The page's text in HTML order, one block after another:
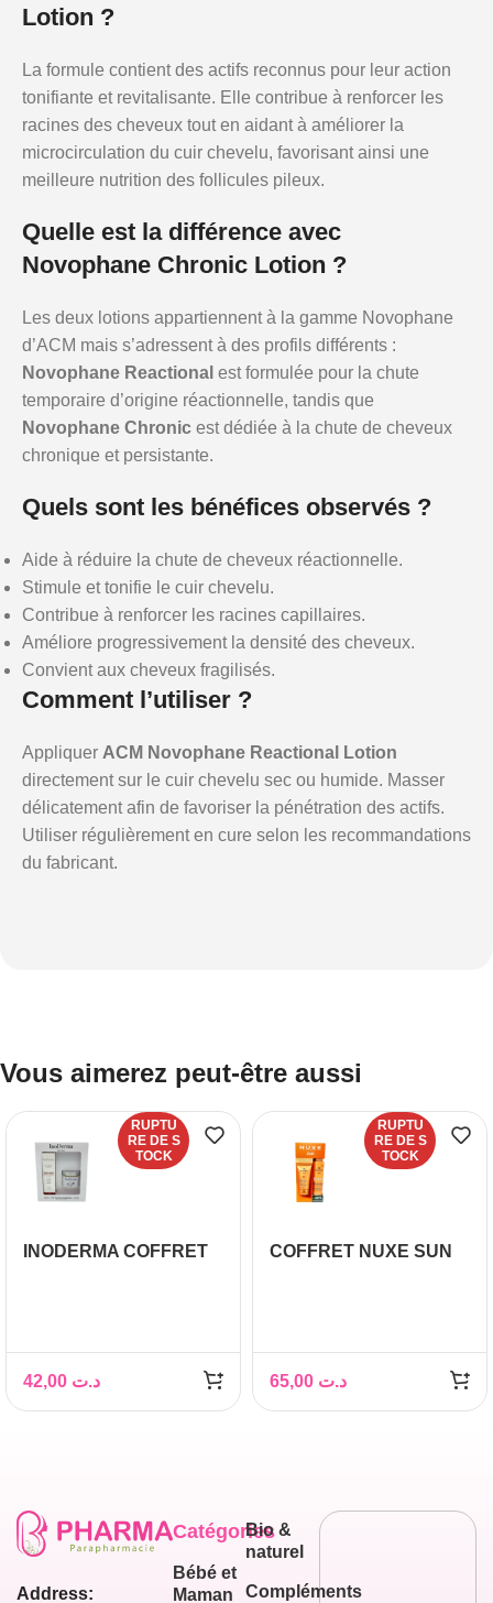
Lotion ?
La formule contient des actifs reconnus pour leur action
tonifiante et revitalisante. Elle contribue à renforcer les
racines des cheveux tout en aidant à améliorer la
microcirculation du cuir chevelu, favorisant ainsi une
meilleure nutrition des follicules pileux.
Quelle est la différence avec
Novophane Chronic Lotion ?
Les deux lotions appartiennent à la gamme Novophane
d’ACM mais s’adressent à des profils différents :
Novophane Reactional est formulée pour la chute
temporaire d’origine réactionnelle, tandis que
Novophane Chronic est dédiée à la chute de cheveux
chronique et persistante.
Quels sont les bénéfices observés ?
Aide à réduire la chute de cheveux réactionnelle.
Stimule et tonifie le cuir chevelu.
Contribue à renforcer les racines capillaires.
Améliore progressivement la densité des cheveux.
Convient aux cheveux fragilisés.
Comment l’utiliser ?
Appliquer ACM Novophane Reactional Lotion
directement sur le cuir chevelu sec ou humide. Masser
délicatement afin de favoriser la pénétration des actifs.
Utiliser régulièrement en cure selon les recommandations
du fabricant.
Vous aimerez peut-être aussi
RUPTU
RE DE S
TOCK
INODERMA COFFRET
د.ت
RUPTU
RE DE S
TOCK
COFFRET NUXE SUN
د.ت
Address:
Catégories
Bébé et
Maman
Bio &
naturel
Compléments